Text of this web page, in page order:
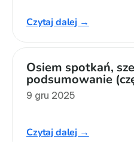
Czytaj dalej →
Osiem spotkań,
podsumowanie
9 gru 2025
Czytaj dalej →